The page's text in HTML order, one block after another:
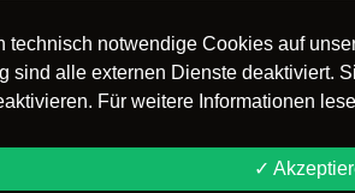
Medaillenkursen ist unser Angebot
Im Jugendclub bieten wir dir die
Skills zu festigen und vertiefen,
und in entspannter Atmosphäre
technisch notwendige Cookies auf
sind alle externen Dienste deaktiviert.
Für weitere Informationen
✓